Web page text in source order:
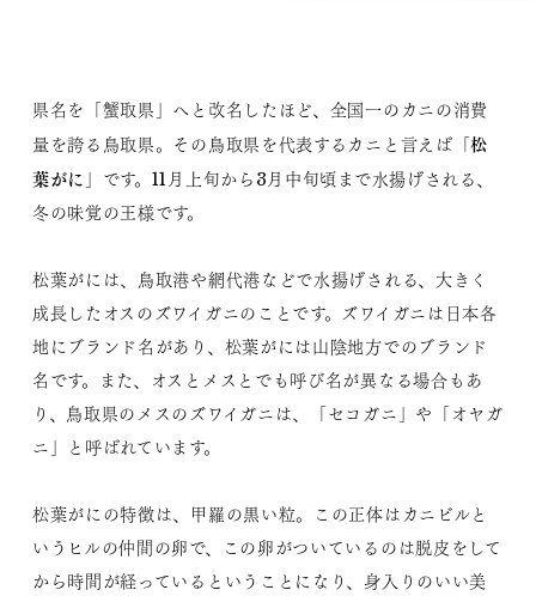
県名を「蟹取県」へと改名したほど、全国一のカニの消費
量を誇る鳥取県。その鳥取県を代表するカニと言えば「松
葉がに 」です。11月上旬から3月中旬頃まで水揚げされる、
冬の味覚の王様です。
松葉がには、鳥取港や網代港などで水揚げされる、大きく
成長したオスのズワイガニのことです。ズワイガニは日本各
地にブランド名があり、松葉がには山陰地方でのブランド
名です。また、オスとメスとでも呼び名が異なる場合もあ
り、鳥取県のメスのズワイガニは、「セコガニ」や「オヤガ
ニ」と呼ばれています。
松葉がにの特徴は、甲羅の黒い粒。この正体はカニビルと
いうヒルの仲間の卵で、この卵がついているのは脱皮をして
から時間が経っているということになり、身入りのいい美